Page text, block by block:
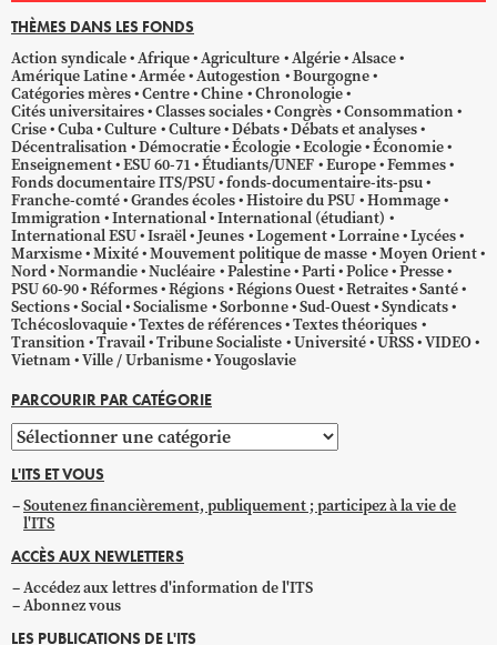
THÈMES DANS LES FONDS
Action syndicale Afrique Agriculture Algérie Alsace
Amérique Latine Armée Autogestion
Bourgogne
Catégories mères Centre Chine Chronologie
Cités universitaires Classes sociales Congrès Consommation
Crise Cuba Culture Culture Débats Débats et analyses
Décentralisation Démocratie Écologie Ecologie Économie
Enseignement ESU 60-71 Étudiants/UNEF Europe Femmes
Fonds documentaire ITS/PSU fonds-documentaire-its-psu
Franche-comté Grandes écoles Histoire du PSU Hommage
Immigration International International (étudiant)
International ESU Israël Jeunes Logement Lorraine Lycées
Marxisme Mixité Mouvement politique de masse Moyen Orient
Nord Normandie Nucléaire Palestine Parti Police Presse
PSU 60-90 Réformes Régions Régions Ouest Retraites Santé
Sections Social Socialisme Sorbonne Sud-Ouest Syndicats
Tchécoslovaquie Textes de références Textes théoriques
Transition Travail Tribune Socialiste Université URSS VIDEO
Vietnam Ville / Urbanisme Yougoslavie
PARCOURIR PAR CATÉGORIE
Parcourir
par
catégorie
L'ITS ET VOUS
Soutenez financièrement, publiquement ; participez à la vie de
l'ITS
ACCÈS AUX NEWLETTERS
Accédez aux lettres d'information de l'ITS
Abonnez vous
LES PUBLICATIONS DE L'ITS